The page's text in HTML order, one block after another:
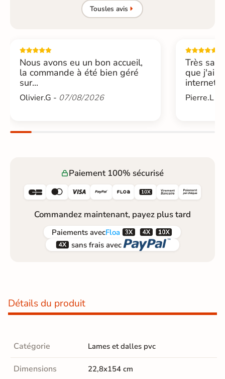
Tousles avis
Nous avons eu un bon accueil,
la commande à été bien géré
sur...
Olivier.G - 07/08/2026
Très
que j'ai
internet....
Pierre.L -
Paiement 100% sécurisé
     
Commandez maintenant, payez plus tard
Paiements avecFloa  
 sans frais avec 
Détails du produit
Catégorie Lames et dalles pvc
Dimensions 22,8x154 cm